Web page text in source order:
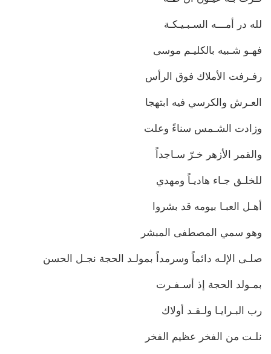
لله در أمـــه السـبـيـكـة
فهـو شـبيه بالكليـم موسى
رفـرفت الأملاك فوق الرأس
العـرش والكرسي فيه ابتهجا
وزادت الشـمس سناءً وعلت
والقمر الأزهر خـرّ سـاجداً
للخلـق جـاء هاديـاً ومهدي
أهـل العبـا بيومه قد بشروا
وهو سمي المصطفى المبشر
صلـى الإلـه دائماً وسرمداً بمولـد الحجة نجـل الحسن
بمـولد الحجة إذ أسـفـرت
رب البـرايـا ولـقـد أولاك
نلـت من الفخر عظيم الفخر